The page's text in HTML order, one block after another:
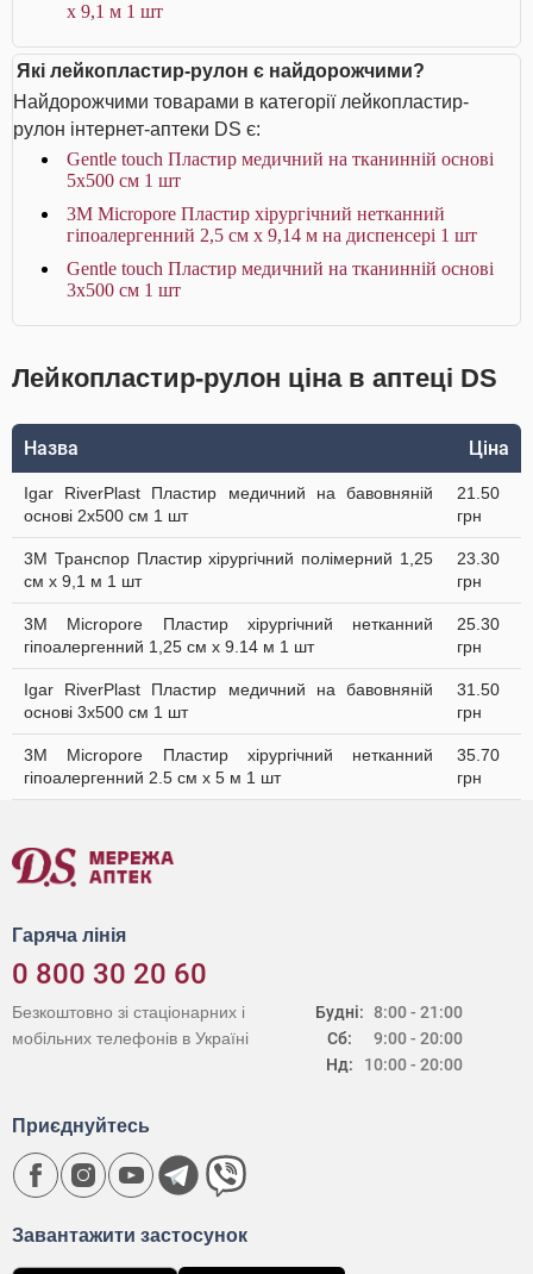
х 9,1 м 1 шт
Які лейкопластир-рулон є найдорожчими?
Найдорожчими товарами в категорії лейкопластир-
рулон інтернет-аптеки DS є:
Gentle touch Пластир медичний на тканинній основі
5х500 см 1 шт
3M Micropore Пластир хірургічний нетканний
гіпоалергенний 2,5 см х 9,14 м на диспенсері 1 шт
Gentle touch Пластир медичний на тканинній основі
3х500 см 1 шт
Лейкопластир-рулон ціна в аптеці DS
Назва Ціна
Igar RiverPlast Пластир медичний на бавовняній
основі 2х500 см 1 шт
21.50
грн
3M Транспор Пластир хірургічний полімерний 1,25
см х 9,1 м 1 шт
23.30
грн
3M Micropore Пластир хірургічний нетканний
гіпоалергенний 1,25 см х 9.14 м 1 шт
25.30
грн
Igar RiverPlast Пластир медичний на бавовняній
основі 3х500 см 1 шт
31.50
грн
3M Micropore Пластир хірургічний нетканний
гіпоалергенний 2.5 см х 5 м 1 шт
35.70
грн
Гаряча лінія
0 800 30 20 60
Будні:
Сб:
Нд:
8:00 - 21:00
9:00 - 20:00
10:00 - 20:00
Безкоштовно зі стаціонарних і
мобільних телефонів в Україні
Завантажити застосунок
Приєднуйтесь